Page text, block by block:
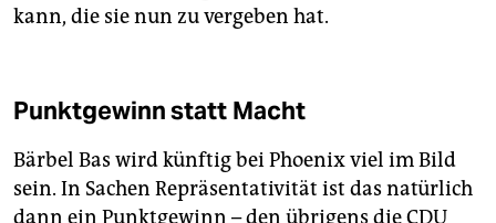
kann, die sie nun zu vergeben hat.
Punktgewinn statt Macht
Bärbel Bas wird künftig bei Phoenix viel im Bild
sein. In Sachen Repräsentativität ist das natürlich
dann ein Punktgewinn – den übrigens die CDU